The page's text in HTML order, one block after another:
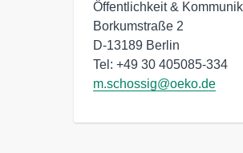
Öffentlichkeit &
Borkumstraße 2
D-13189 Berlin
m.schossig@oeko.de